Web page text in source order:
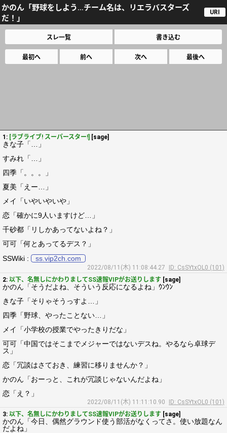
かのん「野球をしよう…チーム名は、リエラバスターズ
だ！」
URI
スレ一覧 書き込む
最初へ 前へ 次へ 最後へ
1: [ラブライブ! スーパースター!] [sage]
きな子「…」
すみれ「…」
四季「。。。」
夏美「えー…」
メイ「いやいやいや」
恋「確かに9人いますけど…」
千砂都「リしかあってないよね？」
可可「何とあってるデス？」
SSWiki :
ss.vip2ch.com
2022/08/11(木) 11:08:44.27
ID: CsSYtxOL0 (101)
2: 以下、名無しにかわりましてSS速報VIPがお送りします [sage]
かのん「そうだよね、そういう反応になるよね」ｳﾝｳﾝ
きな子「そりゃそうっすよ…」
四季「野球、やったことない…」
メイ「小学校の授業でやったきりだな」
可可「中国ではそこまでメジャーではないデスね。やるなら卓球デ
ス」
恋「冗談はさておき、練習に移りませんか？」
かのん「おーっと、これが冗談じゃないんだよね」
恋「え？」
2022/08/11(木) 11:11:10.90
ID: CsSYtxOL0 (101)
3: 以下、名無しにかわりましてSS速報VIPがお送りします [sage]
かのん「今日、偶然グラウンド使う部活がなくってさ。使い放題なん
だよね」